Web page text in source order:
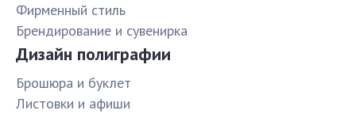
Фирменный стиль
Брендирование и сувенирка
Дизайн полиграфии
Брошюра и буклет
Листовки и афиши